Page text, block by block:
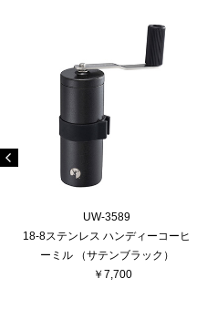
UW-3589
18-8ステンレス ハンディーコーヒ
ーミル （サテンブラック）
￥7,700